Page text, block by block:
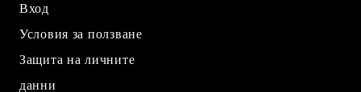
Вход
Условия за ползване
Защита на личните
данни